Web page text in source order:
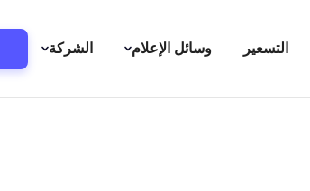
التسعير وسائل الإعلام الشركة